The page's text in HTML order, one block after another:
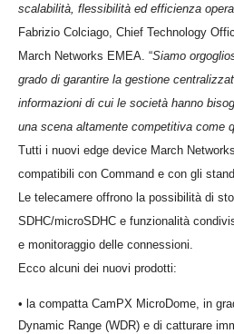
scalabilità, flessibilità ed efficienza
Fabrizio Colciago, Chief Technology
March Networks EMEA. “Siamo
grado di garantire la gestione
informazioni di cui le società hanno
una scena altamente competitiva come
Tutti i nuovi edge device March
compatibili con Command e con gli
Le telecamere offrono la possibilità di
SDHC/microSDHC e funzionalità
e monitoraggio delle connessioni.
Ecco alcuni dei nuovi prodotti:
• la compatta CamPX MicroDome, in
Dynamic Range (WDR) e di catturare